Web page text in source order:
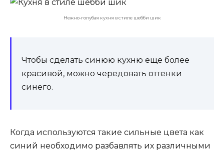
Нежно-голубая кухня в стиле шебби шик
Чтобы сделать синюю кухню еще более
красивой, можно чередовать оттенки
синего.
Когда используются такие сильные цвета как
синий необходимо разбавлять их различными